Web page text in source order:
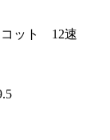
ット 12速